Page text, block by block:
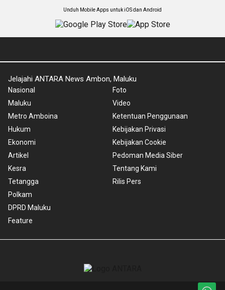
Unduh Mobile Apps untuk iOS dan Android
Jelajahi ANTARA News Ambon, Maluku
Nasional
Maluku
Metro Amboina
Hukum
Ekonomi
Artikel
Kesra
Tetangga
Polkam
DPRD Maluku
Feature
Foto
Video
Ketentuan Penggunaan
Kebijakan Privasi
Kebijakan Cookie
Pedoman Media Siber
Tentang Kami
Rilis Pers